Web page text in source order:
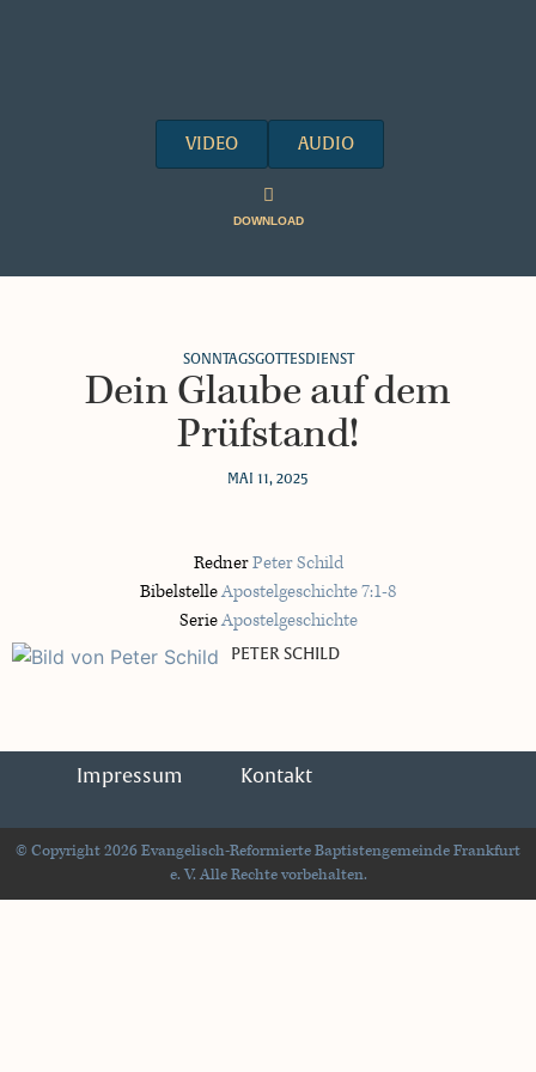
VIDEO AUDIO
DOWNLOAD
SONNTAGSGOTTESDIENST
Dein Glaube auf dem
Prüfstand!
MAI 11, 2025
RednerPeter Schild
BibelstelleApostelgeschichte 7:1-8
SerieApostelgeschichte
PETER SCHILD
Impressum Kontakt
© Copyright 2026 Evangelisch-Reformierte Baptistengemeinde Frankfurt
e. V. Alle Rechte vorbehalten.